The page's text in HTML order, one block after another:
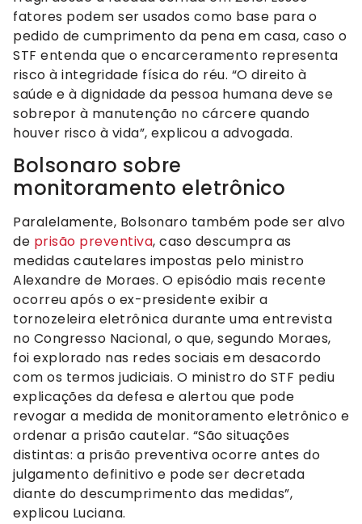
fatores podem ser usados como base para o
pedido de cumprimento da pena em casa, caso o
STF entenda que o encarceramento representa
risco à integridade física do réu. “O direito à
saúde e à dignidade da pessoa humana deve se
sobrepor à manutenção no cárcere quando
houver risco à vida”, explicou a advogada.
Bolsonaro sobre
monitoramento eletrônico
Paralelamente, Bolsonaro também pode ser alvo
de prisão preventiva, caso descumpra as
medidas cautelares impostas pelo ministro
Alexandre de Moraes. O episódio mais recente
ocorreu após o ex-presidente exibir a
tornozeleira eletrônica durante uma entrevista
no Congresso Nacional, o que, segundo Moraes,
foi explorado nas redes sociais em desacordo
com os termos judiciais. O ministro do STF pediu
explicações da defesa e alertou que pode
revogar a medida de monitoramento eletrônico e
ordenar a prisão cautelar. “São situações
distintas: a prisão preventiva ocorre antes do
julgamento definitivo e pode ser decretada
diante do descumprimento das medidas”,
explicou Luciana.